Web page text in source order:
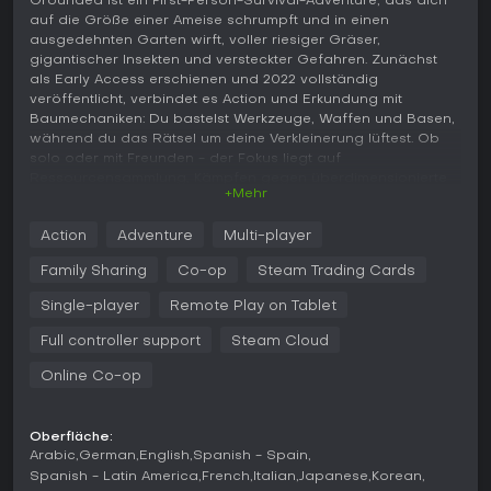
auf die Größe einer Ameise schrumpft und in einen
ausgedehnten Garten wirft, voller riesiger Gräser,
gigantischer Insekten und versteckter Gefahren. Zunächst
als Early Access erschienen und 2022 vollständig
veröffentlicht, verbindet es Action und Erkundung mit
Baumechaniken: Du bastelst Werkzeuge, Waffen und Basen,
während du das Rätsel um deine Verkleinerung lüftest. Ob
solo oder mit Freunden - der Fokus liegt auf
Viecher und strategischem Überleben in einer dynamischen
Ressourcenmanagement in einem gigantischen Garten. Du
Kieselsteinen und Pflanzenfasern, um grundlegende Items zu
Kampf nimmst du es mit Riesen-Insekten wie Ameisen,
entscheidend: Du errichtest Basen mit Wänden, Fallen und
Einrichtungen, um Angriffe der Kreaturen abzuwehren.
+Mehr
Action Adventure Multi-player
Family Sharing Co-op Steam Trading Cards
Single-player Remote Play on Tablet
Full controller support Steam Cloud
Online Co-op
Oberfläche:
Arabic German English Spanish - Spain
Spanish - Latin America French Italian Japanese Korean